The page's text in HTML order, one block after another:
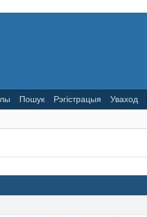
Пошук Рэгістрацыя Уваход